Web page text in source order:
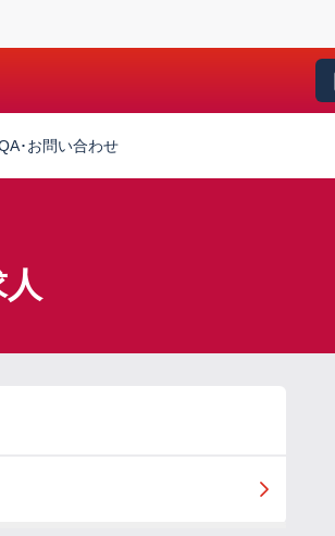
･お問い合わせ